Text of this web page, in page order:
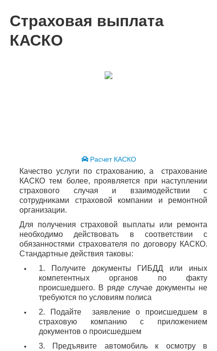
Страховая выплата
КАСКО
Расчет КАСКО
Качество услуги по страхованию, а страхование
КАСКО тем более, проявляется при наступлении
страхового случая и взаимодействии с
сотрудниками страховой компании и ремонтной
организации.
Для получения страховой выплаты или ремонта
необходимо действовать в соответствии с
обязанностями страхователя по договору КАСКО.
Стандартные действия таковы:
1. Получите документы ГИБДД или иных
компетентных органов по факту
происшедшего. В ряде случае документы не
требуются по условиям полиса
2. Подайте заявление о происшедшем в
страховую компанию с приложением
документов о происшедшем
3. Предъявите автомобиль к осмотру в